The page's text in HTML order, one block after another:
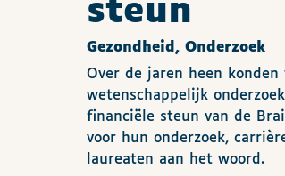
steun
Gezondheid, Onderzoek
Over de jaren heen
wetenschappelijk
financiële steun van de
voor hun onderzoek,
laureaten aan het woord.